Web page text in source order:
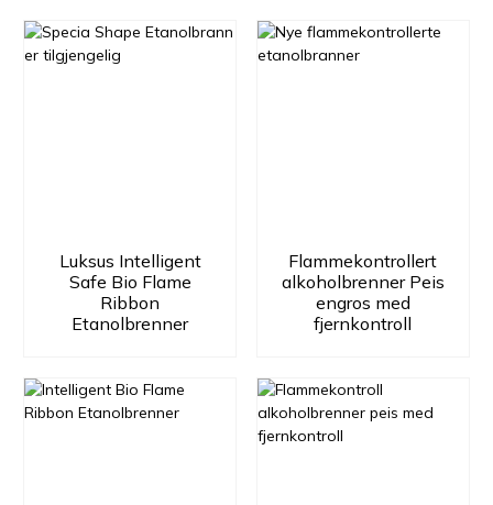
Luksus Intelligent
Safe Bio Flame
Ribbon
Etanolbrenner
Flammekontrollert
alkoholbrenner Peis
engros med
fjernkontroll